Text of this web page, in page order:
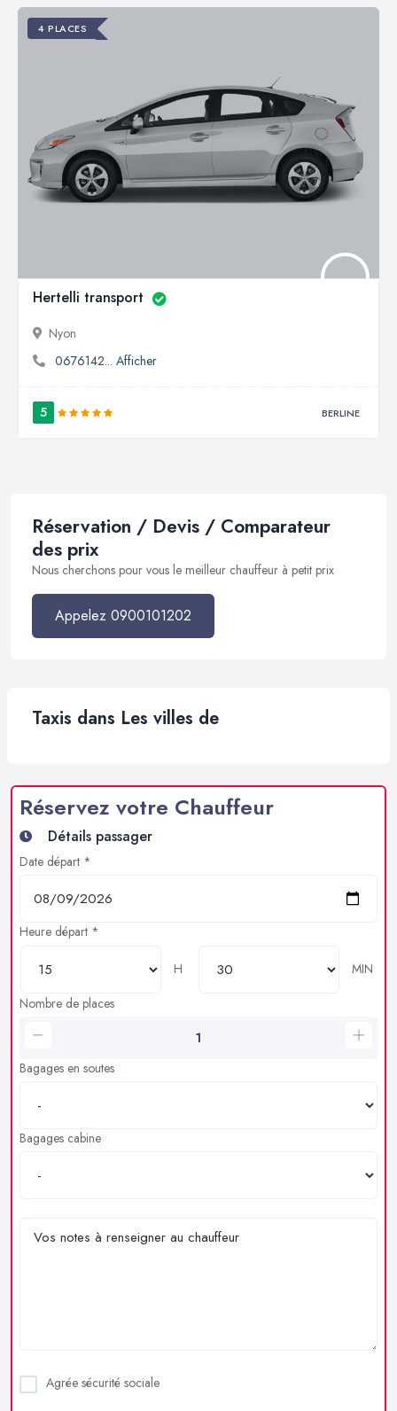
4 PLACES
Hertelli transport
Nyon
0676142... Afficher
5 BERLINE
Réservation / Devis / Comparateur
des prix
Nous cherchons pour vous le meilleur chauffeur à petit prix
Appelez 0900101202
Taxis dans Les villes de
Réservez votre Chauffeur
Détails passager
Date départ *
Heure départ *
H
MIN
Nombre de places
Bagages en soutes
Bagages cabine
Agrée sécurité sociale